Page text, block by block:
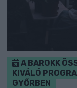
A BAROKK
KIVÁLÓ
GYŐRBEN